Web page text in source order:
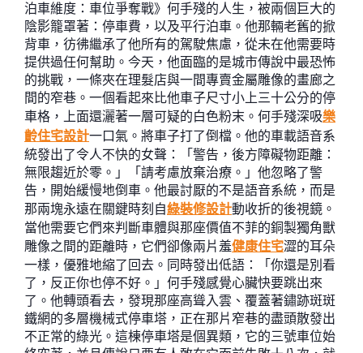
泊車維度：車位爭奪戰》何手殘的人生，被兩個巨大的
陰影籠罩著：停車費，以及平行泊車。他那輛老舊的掀
背車，彷彿繼承了他所有的駕駛焦慮，從未在他需要時
提供過任何幫助。今天，他面臨的是城市傳說中最恐怖
的挑戰，一條夾在理髮店與一間專賣金屬雕像的畫廊之
間的窄巷。一個看起來比他車子尺寸小上三十公分的停
車格，上面還灑著一層可疑的白色粉末。何手殘深吸樂
齡住宅設計一口氣。將車子打了倒檔。他的車載語音系
統發出了令人不快的女聲：「警告，後方障礙物距離：
無限趨近於零。」「請考慮放棄治療。」他忽略了警
告，開始緩慢地倒車。他最討厭的不是語音系統，而是
那兩塊永遠在關鍵時刻自綠裝修設計動收折的後視鏡。
當他需要它們來判斷車體與那座價值不菲的銅製獨角獸
雕像之間的距離時，它們卻像兩片羞健康住宅澀的耳朵
一樣，優雅地縮了回去。同時發出低語：「你還是別看
了，反正你也停不好。」何手殘感覺心臟快要跳出來
了。他轉頭看去，發現那座高聳入雲、覆蓋著鏽跡斑斑
鐵網的多層機械式停車塔，正在那片窄巷的盡頭散發出
不正常的綠光。這棟停車塔是個異類，它的三號車位始